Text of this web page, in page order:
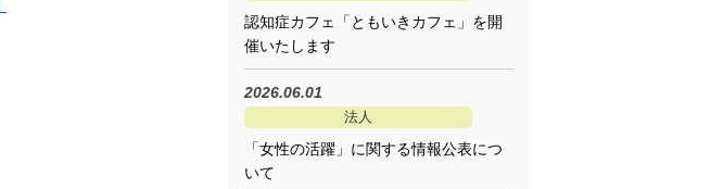
認知症カフェ「ともいきカフェ」を開
催いたします
2026.06.01
法人
「女性の活躍」に関する情報公表につ
いて